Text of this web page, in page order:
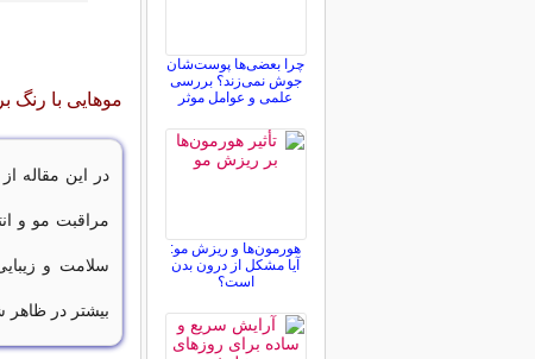
موهایی با رنگ
در این مقاله از
مراقبت مو و
سلامت و
بیشتر در ظاهر
چرا بعضی‌ها پوست‌شان
جوش نمی‌زند؟ بررسی
علمی و عوامل موثر
هورمون‌ها و ریزش مو:
آیا مشکل از درون بدن
است؟